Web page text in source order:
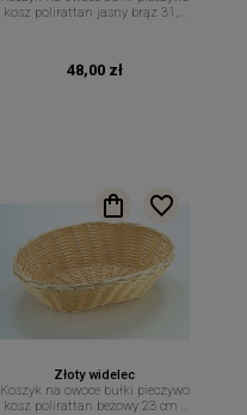
kosz polirattan jasny brąz 31,5
48,00 zł
Złoty widelec
Koszyk na owoce bułki pieczywo
kosz polirattan beżowy 23 cm x